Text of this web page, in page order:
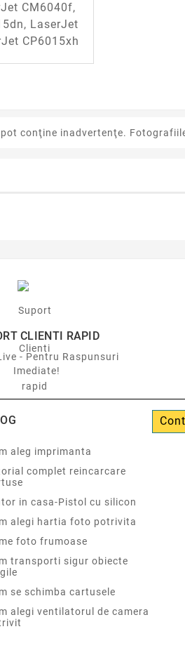
CM6040f,
LaserJet
CP6015xh
conţine inadvertenţe.
CLIENTI RAPID
- Pentru Raspunsuri
Imediate!
aleg imprimanta
complet reincarcare
in casa-Pistol cu silicon
alegi hartia foto potrivita
foto frumoase
transporti sigur obiecte
se schimba cartusele
alegi ventilatorul de camera